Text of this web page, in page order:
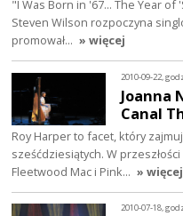
"I Was Born in '67... The Year
Steven Wilson rozpoczyna
promował… » więcej
2010-09-22,
Joanna
Canal
Roy Harper to facet, który
sześćdziesiątych. W
Fleetwood Mac i Pink… » więcej
2010-07-18,